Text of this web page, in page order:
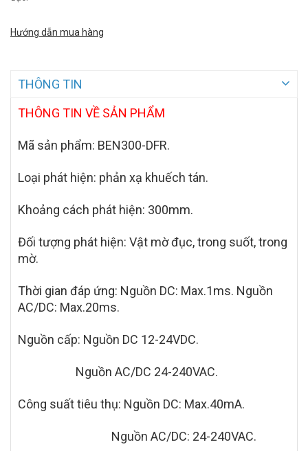
Hướng dẫn mua hàng
THÔNG TIN
THÔNG TIN VỀ SẢN PHẨM
Mã sản phẩm: BEN300-DFR.
Loại phát hiện: phản xạ khuếch tán.
Khoảng cách phát hiện: 300mm.
Đối tượng phát hiện: Vật mờ đục,trong suốt, trong
mờ.
Thời gian đáp ứng: Nguồn DC: Max.1ms. Nguồn
AC/DC: Max.20ms.
Nguồn cấp: Nguồn DC 12-24VDC.
Nguồn AC/DC 24-240VAC.
Công suất tiêu thụ: Nguồn DC: Max.40mA.
Nguồn AC/DC: 24-240VAC.